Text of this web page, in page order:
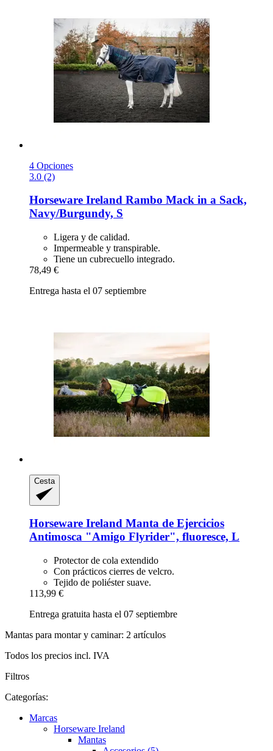
4 Opciones
3.0 (2)
Horseware Ireland Rambo Mack in a Sack,
Navy/Burgundy, S
Ligera y de calidad.
Impermeable y transpirable.
Tiene un cubrecuello integrado.
78,49 €
Entrega hasta el 07 septiembre
Cesta
Horseware Ireland Manta de Ejercicios
Antimosca "Amigo Flyrider", fluoresce, L
Protector de cola extendido
Con prácticos cierres de velcro.
Tejido de poliéster suave.
113,99 €
Entrega gratuita hasta el 07 septiembre
Mantas para montar y caminar: 2 artículos
Todos los precios incl. IVA
Filtros
Categorías:
Marcas
Horseware Ireland
Mantas